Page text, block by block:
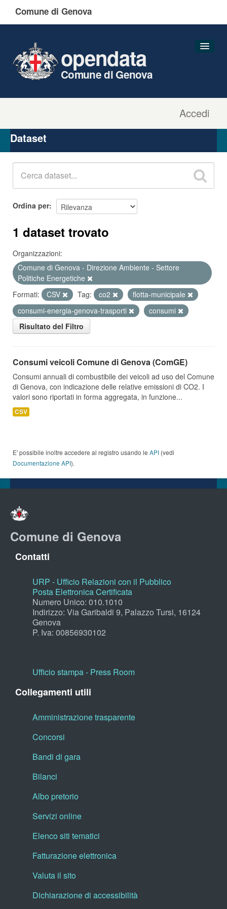
Comune di Genova
Accedi
opendata
Comune di Genova
Organizzazioni
Gruppi
Dataset
Ordina per
1 dataset trovato
Organizzazioni:
Comune di Genova - Direzione Ambiente - Settore
Politiche Energetiche
Formati:
CSV Tag: co2
flotta-municipale
consumi-energia-genova-trasporti
consumi
Risultato del Filtro
Consumi veicoli Comune di Genova (ComGE)
Consumi annuali di combustibile dei veicoli ad uso del Comune
di Genova, con indicazione delle relative emissioni di CO2. I
valori sono riportati in forma aggregata, in funzione...
CSV
E' possibile inoltre accedere al registro usando le API (vedi
Documentazione API).
Comune di Genova
Contatti
URP - Ufficio Relazioni con il Pubblico
Posta Elettronica Certificata
Numero Unico: 010.1010
Indirizzo: Via Garibaldi 9, Palazzo Tursi, 16124
Genova
P. Iva: 00856930102
Ufficio stampa - Press Room
Collegamenti utili
Amministrazione trasparente
Concorsi
Bandi di gara
Bilanci
Albo pretorio
Servizi online
Elenco siti tematici
Fatturazione elettronica
Valuta il sito
Dichiarazione di accessibilità